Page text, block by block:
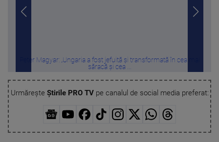
Peter Magyar: „Ungaria a fost jefuită și transformată în cea mai
săracă și cea ...
Urmărește Știrile PRO TVpe canalul de social media preferat: